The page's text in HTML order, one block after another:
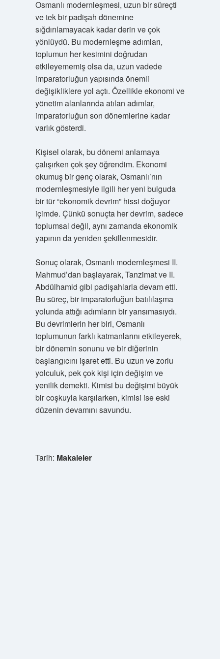
Osmanlı modernleşmesi, uzun bir süreçti
ve tek bir padişah dönemine
sığdırılamayacak kadar derin ve çok
yönlüydü. Bu modernleşme adımları,
toplumun her kesimini doğrudan
etkileyememiş olsa da, uzun vadede
imparatorluğun yapısında önemli
değişikliklere yol açtı. Özellikle ekonomi ve
yönetim alanlarında atılan adımlar,
imparatorluğun son dönemlerine kadar
varlık gösterdi.
Kişisel olarak, bu dönemi anlamaya
çalışırken çok şey öğrendim. Ekonomi
okumuş bir genç olarak, Osmanlı’nın
modernleşmesiyle ilgili her yeni bulguda
bir tür “ekonomik devrim” hissi doğuyor
içimde. Çünkü sonuçta her devrim, sadece
toplumsal değil, aynı zamanda ekonomik
yapının da yeniden şekillenmesidir.
Sonuç olarak, Osmanlı modernleşmesi II.
Mahmud’dan başlayarak, Tanzimat ve II.
Abdülhamid gibi padişahlarla devam etti.
Bu süreç, bir imparatorluğun batılılaşma
yolunda attığı adımların bir yansımasıydı.
Bu devrimlerin her biri, Osmanlı
toplumunun farklı katmanlarını etkileyerek,
bir dönemin sonunu ve bir diğerinin
başlangıcını işaret etti. Bu uzun ve zorlu
yolculuk, pek çok kişi için değişim ve
yenilik demekti. Kimisi bu değişimi büyük
bir coşkuyla karşılarken, kimisi ise eski
düzenin devamını savundu.
Tarih: Makaleler